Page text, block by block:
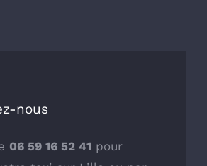
nous
06 59 16 52 41 pour